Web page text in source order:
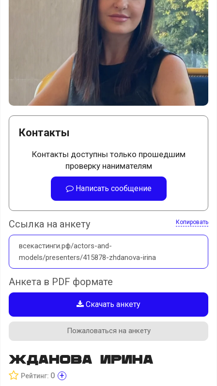
Контакты
Контакты доступны только прошедшим
проверку нанимателям
Написать сообщение
Ссылка на анкету Копировать
всекастинги.рф/actors-and-
models/presenters/415878-zhdanova-irina
Анкета в PDF формате
Скачать анкету
Пожаловаться на анкету
Жданова Ирина
Рейтинг: 0 +